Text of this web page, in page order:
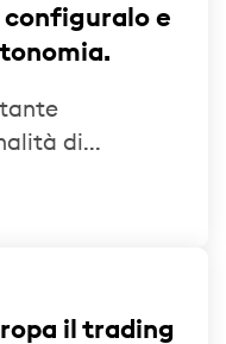
configuralo e
di...
il trading